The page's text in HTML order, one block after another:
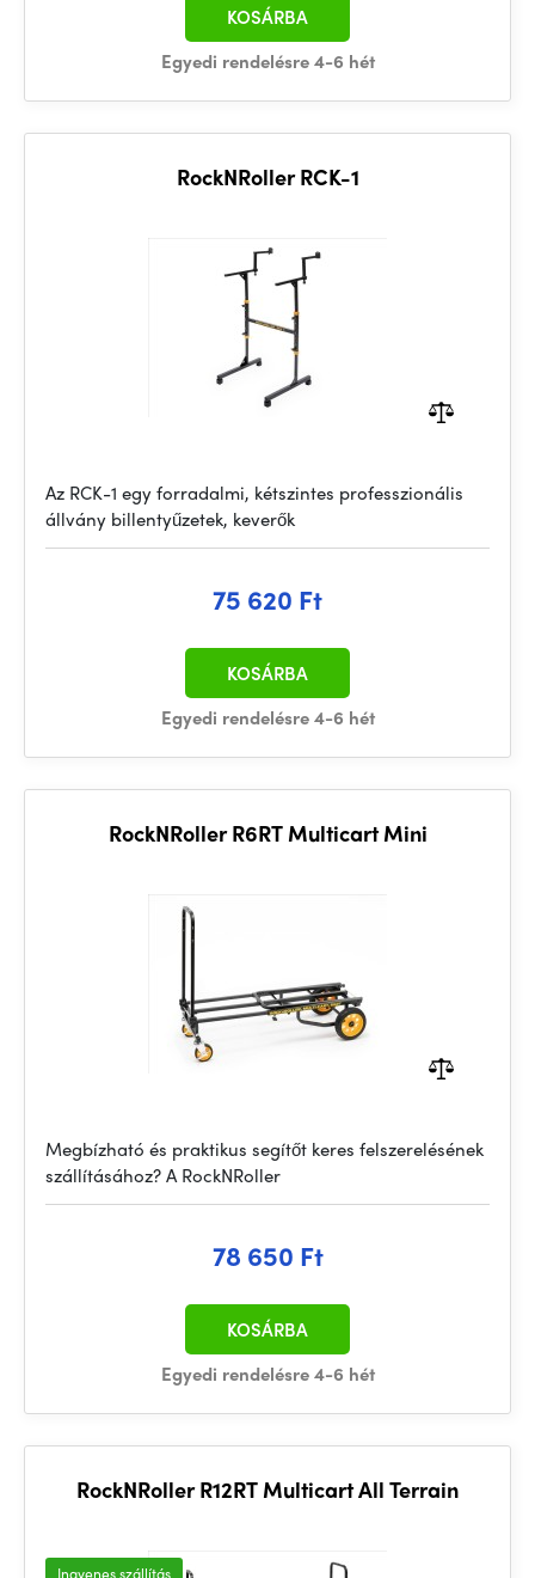
Egyedi rendelésre 4-6 hét
KOSÁRBA
RockNRoller RCK-1
Az RCK-1 egy forradalmi, kétszintes professzionális
állvány billentyűzetek, keverők
75 620 Ft
Egyedi rendelésre 4-6 hét
KOSÁRBA
RockNRoller R6RT Multicart Mini
Megbízható és praktikus segítőt keres felszerelésének
szállításához? A RockNRoller
78 650 Ft
Egyedi rendelésre 4-6 hét
KOSÁRBA
RockNRoller R12RT Multicart All Terrain
Ingyenes szállítás